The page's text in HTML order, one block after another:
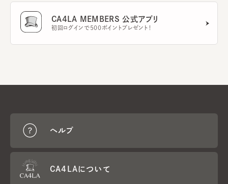
CA4LA MEMBERS 公式アプリ
初回ログインで500ポイントプレゼント！
ヘルプ
CA4LAについて